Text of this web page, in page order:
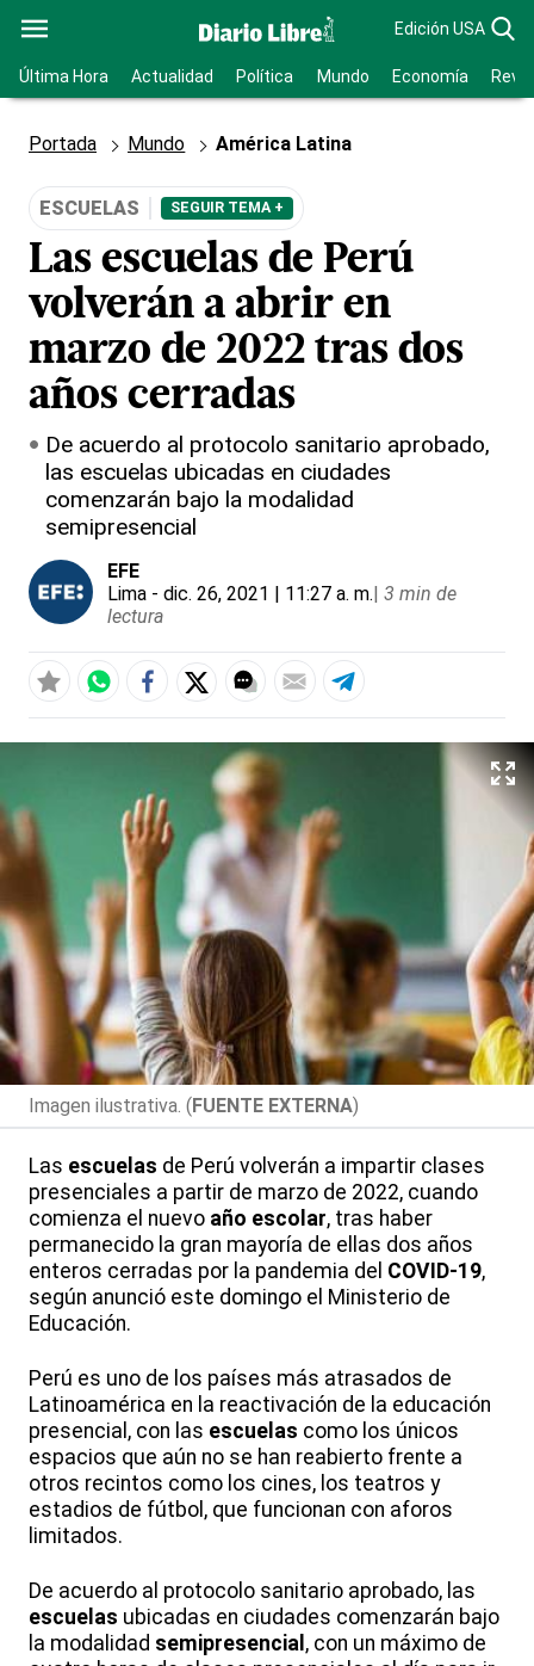
Edición USA
Última Hora Actualidad Política Mundo Economía
Portada Mundo América Latina
ESCUELAS SEGUIR TEMA +
Las escuelas de Perú
volverán a abrir en
marzo de 2022 tras dos
años cerradas
De acuerdo al protocolo sanitario aprobado,
las escuelas ubicadas en ciudades
comenzarán bajo la modalidad
semipresencial
EFE
Lima - dic. 26, 2021 | 11:27 a. m.| 3 min de
lectura
Imagen ilustrativa. (FUENTE EXTERNA)
Las escuelas de Perú volverán a impartir clases
presenciales a partir de marzo de 2022, cuando
comienza el nuevo año escolar, tras haber
permanecido la gran mayoría de ellas dos años
enteros cerradas por la pandemia del COVID-19,
según anunció este domingo el Ministerio de
Educación.
Perú es uno de los países más atrasados de
Latinoamérica en la reactivación de la educación
presencial, con las escuelas como los únicos
espacios que aún no se han reabierto frente a
otros recintos como los cines, los teatros y
estadios de fútbol, que funcionan con aforos
limitados.
De acuerdo al protocolo sanitario aprobado, las
escuelas ubicadas en ciudades comenzarán bajo
la modalidad semipresencial , con un máximo de